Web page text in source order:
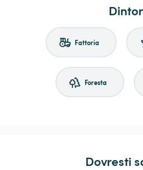
Fattoria
Foresta
Dovresti